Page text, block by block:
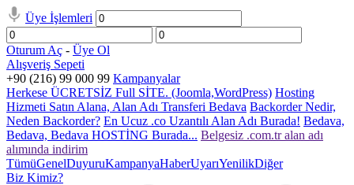
Üye İşlemleri
Oturum Aç - Üye Ol
Alışveriş Sepeti
+90 (216) 99 000 99 Kampanyalar
Herkese ÜCRETSİZ Full SİTE. (Joomla,WordPress) Hosting
Hizmeti Satın Alana, Alan Adı Transferi Bedava Backorder Nedir,
Neden Backorder? En Ucuz .co Uzantılı Alan Adı Burada! Bedava,
Bedava, Bedava HOSTİNG Burada... Belgesiz .com.tr alan adı
alımında indirim
TümüGenelDuyuruKampanyaHaberUyarıYenilikDiğer
Biz Kimiz?